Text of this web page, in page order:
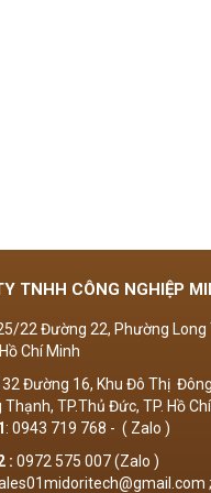
TNHH CÔNG NGHIỆP
22 Đường 22, Phường Long
Chí Minh
Đường 16, Khu Đô Thị
Thạnh, TP.Thủ Đức, TP. Hồ
: 0943 719 768 - ( Zalo )
: 0972 575 007 (Zalo )
;